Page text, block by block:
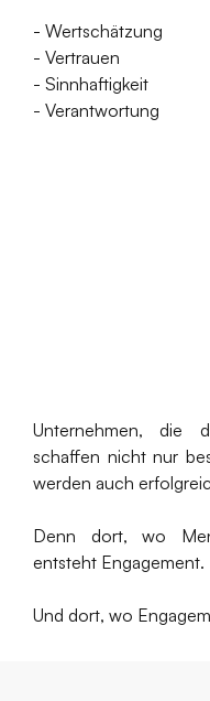
- Wertschätzung
- Vertrauen
- Sinnhaftigkeit
- Verantwortung
Unternehmen, die
schaffen nicht nur
werden auch
Denn dort, wo
entsteht Engagement.
Und dort, wo